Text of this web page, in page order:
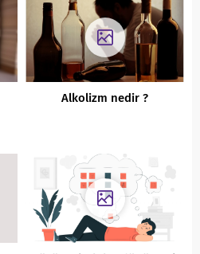
Alkolizm nedir ?